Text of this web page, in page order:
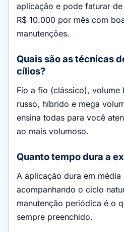
aplicação e pode faturar
R$ 10.000 por mês com
manutenções.
Quais são as técnicas
cílios?
Fio a fio (clássico), volume
russo, híbrido e mega
ensina todas para você
ao mais volumoso.
Quanto tempo dura a
A aplicação dura em média
acompanhando o ciclo
manutenção periódica é o
sempre preenchido.